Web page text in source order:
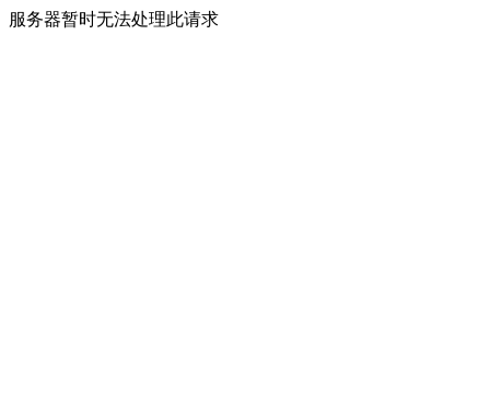
服务器暂时无法处理此请求